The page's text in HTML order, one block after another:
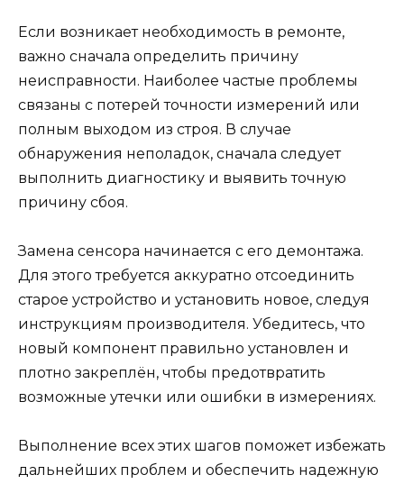
Если возникает необходимость в ремонте,
важно сначала определить причину
неисправности. Наиболее частые проблемы
связаны с потерей точности измерений или
полным выходом из строя. В случае
обнаружения неполадок, сначала следует
выполнить диагностику и выявить точную
причину сбоя.
Замена сенсора начинается с его демонтажа.
Для этого требуется аккуратно отсоединить
старое устройство и установить новое, следуя
инструкциям производителя. Убедитесь, что
новый компонент правильно установлен и
плотно закреплён, чтобы предотвратить
возможные утечки или ошибки в измерениях.
Выполнение всех этих шагов поможет избежать
дальнейших проблем и обеспечить надежную